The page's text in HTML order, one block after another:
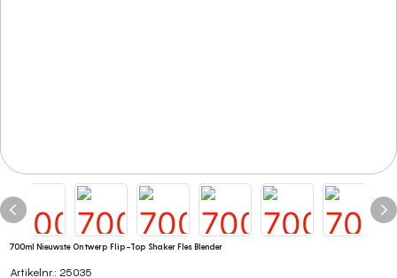
700ml Nieuwste Ontwerp Flip-Top Shaker Fles Blender
Artikelnr.: 25035